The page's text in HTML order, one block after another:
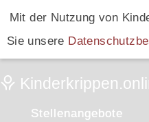
Mit der Nutzung von
Sie unsere
Stellenangebote